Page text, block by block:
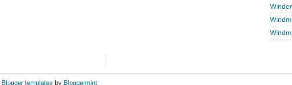
Blogger templates by Bloggermint